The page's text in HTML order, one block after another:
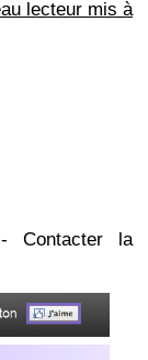
lecteur mis à
Contacter la